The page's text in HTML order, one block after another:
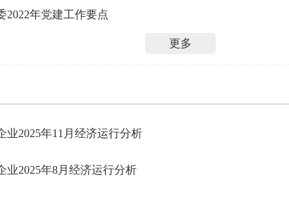
2022年党建工作要点
更多
业2025年11月经济运行分析
业2025年8月经济运行分析